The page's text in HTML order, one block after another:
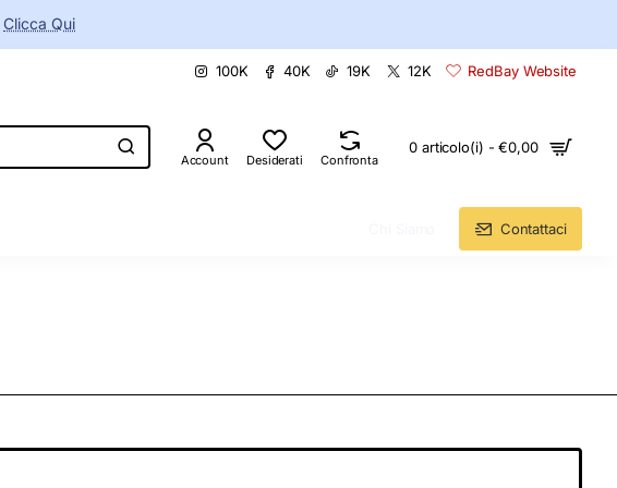
Clicca Qui
100K 40K 19K 12K RedBay Website
Account Desiderati Confronta
0 articolo(i) - €0,00
Contattaci